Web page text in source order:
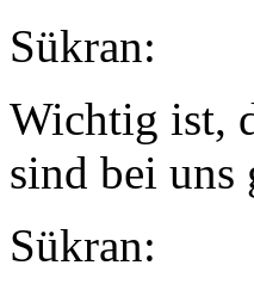
Sükran:
Wichtig ist,
sind bei uns
Sükran: